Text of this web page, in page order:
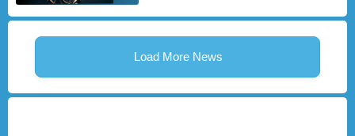
Load More News